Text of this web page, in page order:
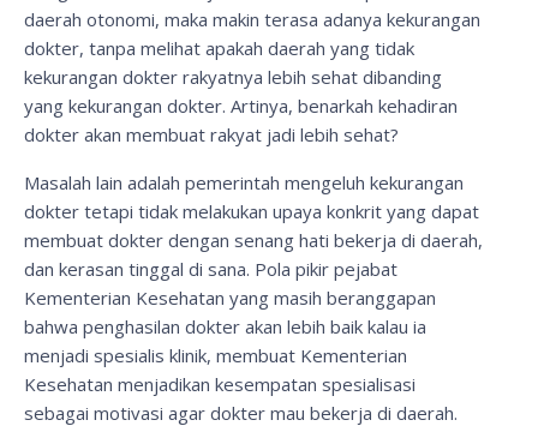
daerah otonomi, maka makin terasa adanya kekurangan
dokter, tanpa melihat apakah daerah yang tidak
kekurangan dokter rakyatnya lebih sehat dibanding
yang kekurangan dokter. Artinya, benarkah kehadiran
dokter akan membuat rakyat jadi lebih sehat?
Masalah lain adalah pemerintah mengeluh kekurangan
dokter tetapi tidak melakukan upaya konkrit yang dapat
membuat dokter dengan senang hati bekerja di daerah,
dan kerasan tinggal di sana. Pola pikir pejabat
Kementerian Kesehatan yang masih beranggapan
bahwa penghasilan dokter akan lebih baik kalau ia
menjadi spesialis klinik, membuat Kementerian
Kesehatan menjadikan kesempatan spesialisasi
sebagai motivasi agar dokter mau bekerja di daerah.